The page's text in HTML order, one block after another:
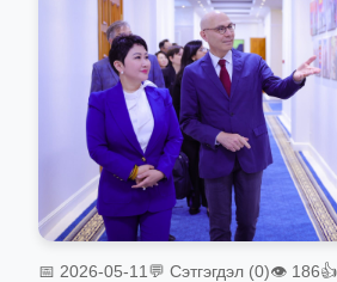
📅 2026-05-11 💬 Сэтгэгдэл (0)👁 186